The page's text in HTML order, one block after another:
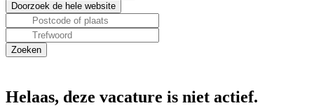
Helaas, deze vacature is niet actief.